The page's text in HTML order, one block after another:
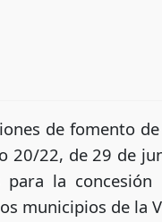
de fomento
20/22, de 29 de
la concesión
municipios de la